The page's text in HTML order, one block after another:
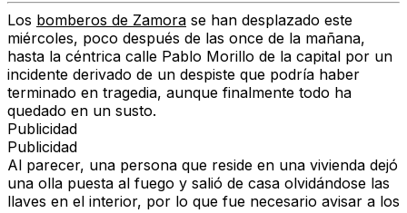
Los bomberos de Zamora se han desplazado este
miércoles, poco después de las once de la mañana,
hasta la céntrica calle Pablo Morillo de la capital por un
incidente derivado de un despiste que podría haber
terminado en tragedia, aunque finalmente todo ha
quedado en un susto.
Publicidad
Publicidad
Al parecer, una persona que reside en una vivienda dejó
una olla puesta al fuego y salió de casa olvidándose las
llaves en el interior, por lo que fue necesario avisar a los